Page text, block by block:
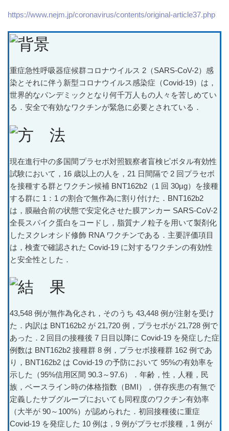
https://www.nejm.jp/coronavirus/contents/original-article37.php
重症急性呼吸器症候群コロナウイルス 2（SARS-CoV-2）感
染とそれに伴う新型コロナウイルス感染症（Covid-19）は，
世界的なパンデミックとなり何千万人もの人々を苦しめてい
る．安全で有効なワクチンが緊急に必要とされている．
現在進行中の多国間プラセボ対照観察者盲検ピボタル有効性
試験において，16 歳以上の人を，21 日間隔で 2 回プラセボ
を接種する群とワクチン候補 BNT162b2（1 回 30µg）を接種
する群に 1：1 の割合で無作為に割り付けた．BNT162b2
は，膜融合前の状態で安定化させた膜アンカー SARS-CoV-2
全長スパイク蛋白をコードし，脂質ナノ粒子を用いて製剤化
したヌクレオシド修飾 RNA ワクチンである．主要評価項目
は，検査で確認された Covid-19 に対するワクチンの有効性
と安全性とした．
43,548 例が無作為化され，そのうち 43,448 例が注射を受け
た．内訳は BNT162b2 が 21,720 例，プラセボが 21,728 例で
あった．2 回目の接種後 7 日目以降に Covid-19 を発症した症
例数は BNT162b2 接種群 8 例，プラセボ接種群 162 例であ
り，BNT162b2 は Covid-19 の予防において 95%の有効率を
示した（95%信用区間 90.3～97.6）．年齢，性，人種，民
族，ベースライン時の体格指数（BMI），併存疾患の有無で
定義したサブグループにおいても同程度のワクチン有効率
（大半が 90～100%）が認められた．初回接種後に重症
Covid-19 を発症した 10 例は，9 例がプラセボ接種，1 例が